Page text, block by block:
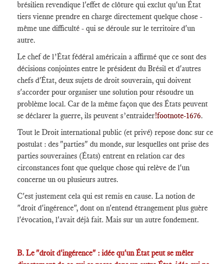
brésilien revendique l'effet de clôture qui exclut qu'un État
tiers vienne prendre en charge directement quelque chose -
même une difficulté - qui se déroule sur le territoire d'un
autre.
Le chef de l’État fédéral américain a affirmé que ce sont des
décisions conjointes entre le président du Brésil et d'autres
chefs d'État, deux sujets de droit souverain, qui doivent
s'accorder pour organiser une solution pour résoudre un
problème local. Car de la même façon que des États peuvent
se déclarer la guerre, ils peuvent s’entraider!footnote-1676.
Tout le Droit international public (et privé) repose donc sur ce
postulat : des "parties" du monde, sur lesquelles ont prise des
parties souveraines (États) entrent en relation car des
circonstances font que quelque chose qui relève de l'un
concerne un ou plusieurs autres.
C'est justement cela qui est remis en cause. La notion de
"droit d'ingérence", dont on n'entend étrangement plus guère
l'évocation, l'avait déjà fait. Mais sur un autre fondement.
B. Le "droit d'ingérence" : idée qu'un État peut se mêler